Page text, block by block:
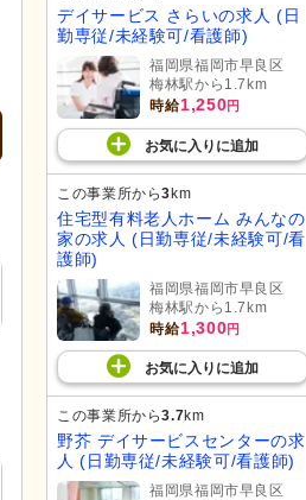
デイサービス さらいの求人 (日
勤専従/未経験可/看護師)
福岡県福岡市早良区
梅林駅から1.7km
時給1,250円
お気に入り に追加
この事業所から3km
住宅型有料老人ホーム みんなの
家の求人 (日勤専従/未経験可/看
護師)
福岡県福岡市早良区
梅林駅から1.7km
時給1,300円
お気に入り に追加
この事業所から3.7km
野芥 デイサービスセンターの求
人 (日勤専従/未経験可/看護師)
福岡県福岡市早良区